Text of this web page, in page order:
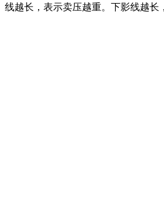
线越长，表示卖压越重。下影线越